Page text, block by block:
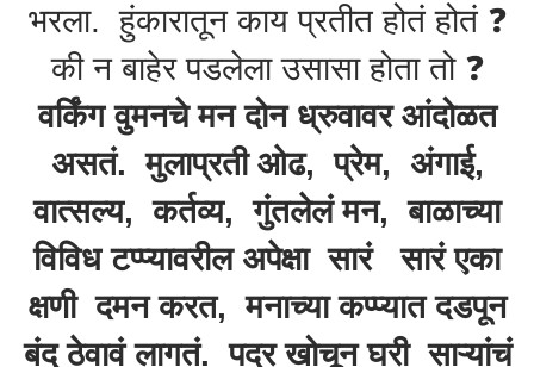
भरला. हुंकारातून काय प्रतीत होतं होतं ❓️
की न बाहेर पडलेला उसासा होता तो ❓️
वर्किंग वुमनचे मन दोन ध्रुवावर आंदोळत
असतं. मुलाप्रती ओढ, प्रेम, अंगाई,
वात्सल्य, कर्तव्य, गुंतलेलं मन, बाळाच्या
विविध टप्प्यावरील अपेक्षा सारं सारं एका
क्षणी दमन करत, मनाच्या कप्प्यात दडपून
बंद ठेवावं लागतं. पदर खोचून घरी साऱ्यांचं